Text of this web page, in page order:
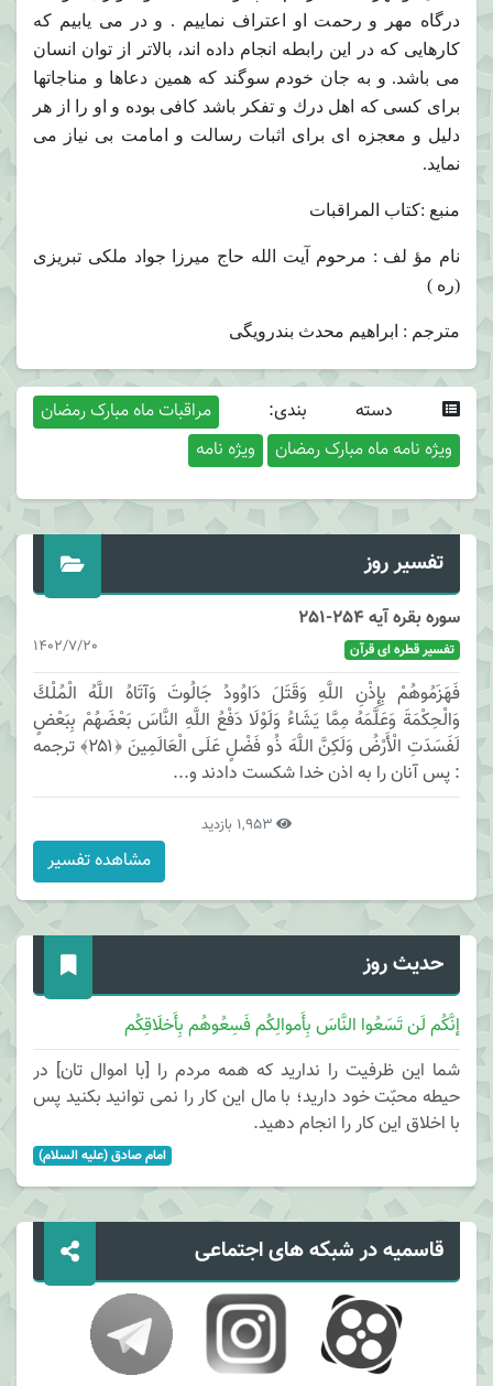
درگاه مهر و رحمت او اعتراف نماييم . و در مى يابيم كه
كارهايى كه در اين رابطه انجام داده اند، بالاتر از توان انسان
مى باشد. و به جان خودم سوگند كه همين دعاها و مناجاتها
براى كسى كه اهل درك و تفكر باشد كافى بوده و او را از هر
دليل و معجزه اى براى اثبات رسالت و امامت بى نياز مى
نمايد.
منبع :کتاب المراقبات
نام مؤ لف : مرحوم آيت الله حاج ميرزا جواد ملكى تبريزى
(ره )
مترجم : ابراهيم محدث بندرويگى
دسته بندی:
مراقبات ماه مبارک رمضان
ویژه نامه ماه مبارک رمضان
ویژه نامه
تفسیر روز
سوره بقره آیه 254-251
1402/7/20 تفسیر قطره ای قرآن
فَهَزَمُوهُمْ بِإِذْنِ اللَّهِ وَقَتَلَ دَاوُودُ جَالُوتَ وَآتَاهُ اللَّهُ الْمُلْكَ
وَالْحِكْمَةَ وَعَلَّمَهُ مِمَّا يَشَاءُ وَلَوْلَا دَفْعُ اللَّهِ النَّاسَ بَعْضَهُمْ بِبَعْضٍ
لَفَسَدَتِ الْأَرْضُ وَلَكِنَّ اللَّهَ ذُو فَضْلٍ عَلَى الْعَالَمِينَ ﴿۲۵۱﴾ ترجمه
: پس آنان را به اذن خدا شكست دادند و...
مشاهده تفسیر
حدیث روز
إنَّکُم لَن تَسَعُوا النَّاسَ بِأَموالِکُم فَسِعُوهُم بِأَخلَاقِکُم
شما این ظرفیت را ندارید که همه مردم را [با اموال تان] در
حیطه محبّت خود دارید؛ با مال این کار را نمی توانید بکنید پس
با اخلاق این کار را انجام دهید.
امام صادق (علیه السلام)
قاسمیه در شبکه های اجتماعی